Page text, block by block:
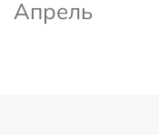
Апрель